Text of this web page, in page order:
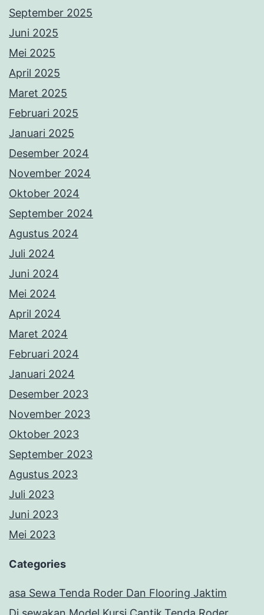
September 2025
Juni 2025
Mei 2025
April 2025
Maret 2025
Februari 2025
Januari 2025
Desember 2024
November 2024
Oktober 2024
September 2024
Agustus 2024
Juli 2024
Juni 2024
Mei 2024
April 2024
Maret 2024
Februari 2024
Januari 2024
Desember 2023
November 2023
Oktober 2023
September 2023
Agustus 2023
Juli 2023
Juni 2023
Mei 2023
Categories
asa Sewa Tenda Roder Dan Flooring Jaktim